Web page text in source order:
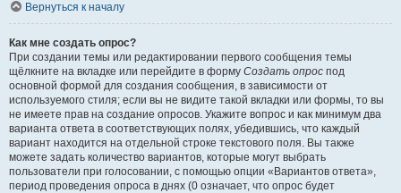
Вернуться к началу
Как мне создать опрос?
При создании темы или редактировании первого сообщения темы
щёлкните на вкладке или перейдите в форму Создать опрос под
основной формой для создания сообщения, в зависимости от
используемого стиля; если вы не видите такой вкладки или формы, то вы
не имеете прав на создание опросов. Укажите вопрос и как минимум два
варианта ответа в соответствующих полях, убедившись, что каждый
вариант находится на отдельной строке текстового поля. Вы также
можете задать количество вариантов, которые могут выбрать
пользователи при голосовании, с помощью опции «Вариантов ответа»,
период проведения опроса в днях (0 означает, что опрос будет